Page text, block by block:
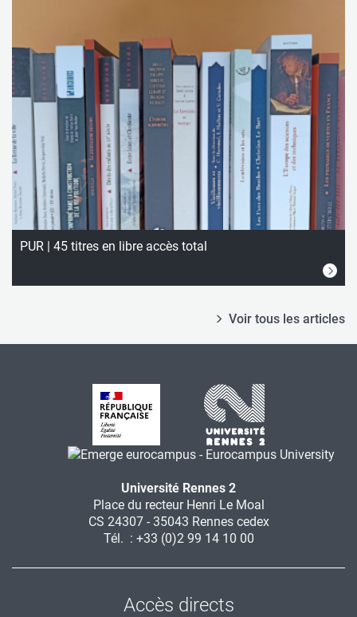
PUR | 45 titres en libre accès total
Voir tous les articles
Université Rennes 2
Place du recteur Henri Le Moal
CS 24307 - 35043 Rennes cedex
Tél. : +33 (0)2 99 14 10 00
Accès directs